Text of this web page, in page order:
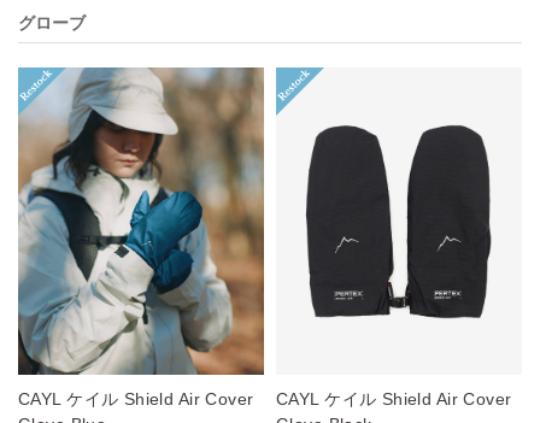
グローブ
CAYL ケイル Shield Air Cover
CAYL ケイル Shield Air Cover